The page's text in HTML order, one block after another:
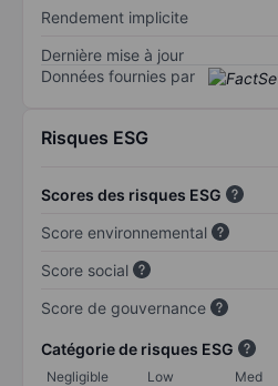
Rendement implicite
Dernière mise à jour
Données fournies par
Risques ESG
Scores des risques ESG
Score environnemental
Score social
Score de gouvernance
Catégorie de risques ESG
Negligible Low Med